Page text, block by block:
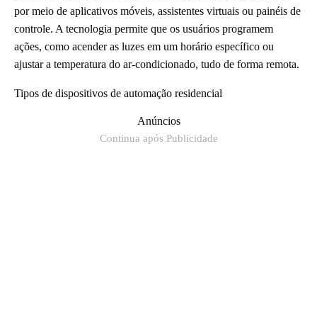
por meio de aplicativos móveis, assistentes virtuais ou painéis de
controle. A tecnologia permite que os usuários programem
ações, como acender as luzes em um horário específico ou
ajustar a temperatura do ar-condicionado, tudo de forma remota.
Tipos de dispositivos de automação residencial
Anúncios
Continua após Publicidade